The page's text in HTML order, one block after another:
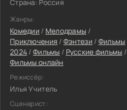
Страна: Россия
Жанры:
Комедии / Мелодрамы /
Приключения / Фэнтези / Фильмы
2024 / Фильмы / Русские фильмы /
Фильмы онлайн
Режиссёр:
Илья Учитель
Сценарист: